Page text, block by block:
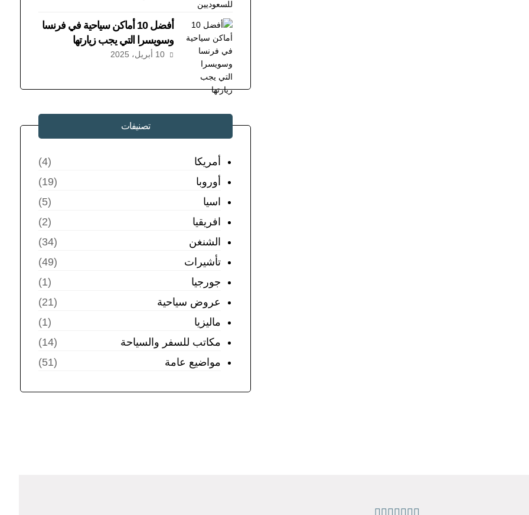
أفضل 10 أماكن سياحية في فرنسا
وسويسرا التي يجب زيارتها
10 أبريل، 2025
تصنيفات
أمريكا
(4)
أوروبا
(19)
اسيا
(5)
افريقيا
(2)
الشنغن
(34)
تأشيرات
(49)
جورجيا
(1)
عروض سياحية
(21)
ماليزيا
(1)
مكاتب للسفر والسياحة
(14)
مواضيع عامة
(51)